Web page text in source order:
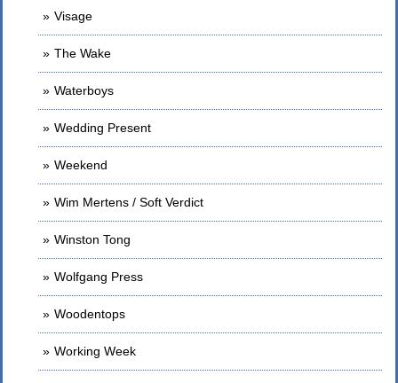
Visage
The Wake
Waterboys
Wedding Present
Weekend
Wim Mertens / Soft Verdict
Winston Tong
Wolfgang Press
Woodentops
Working Week